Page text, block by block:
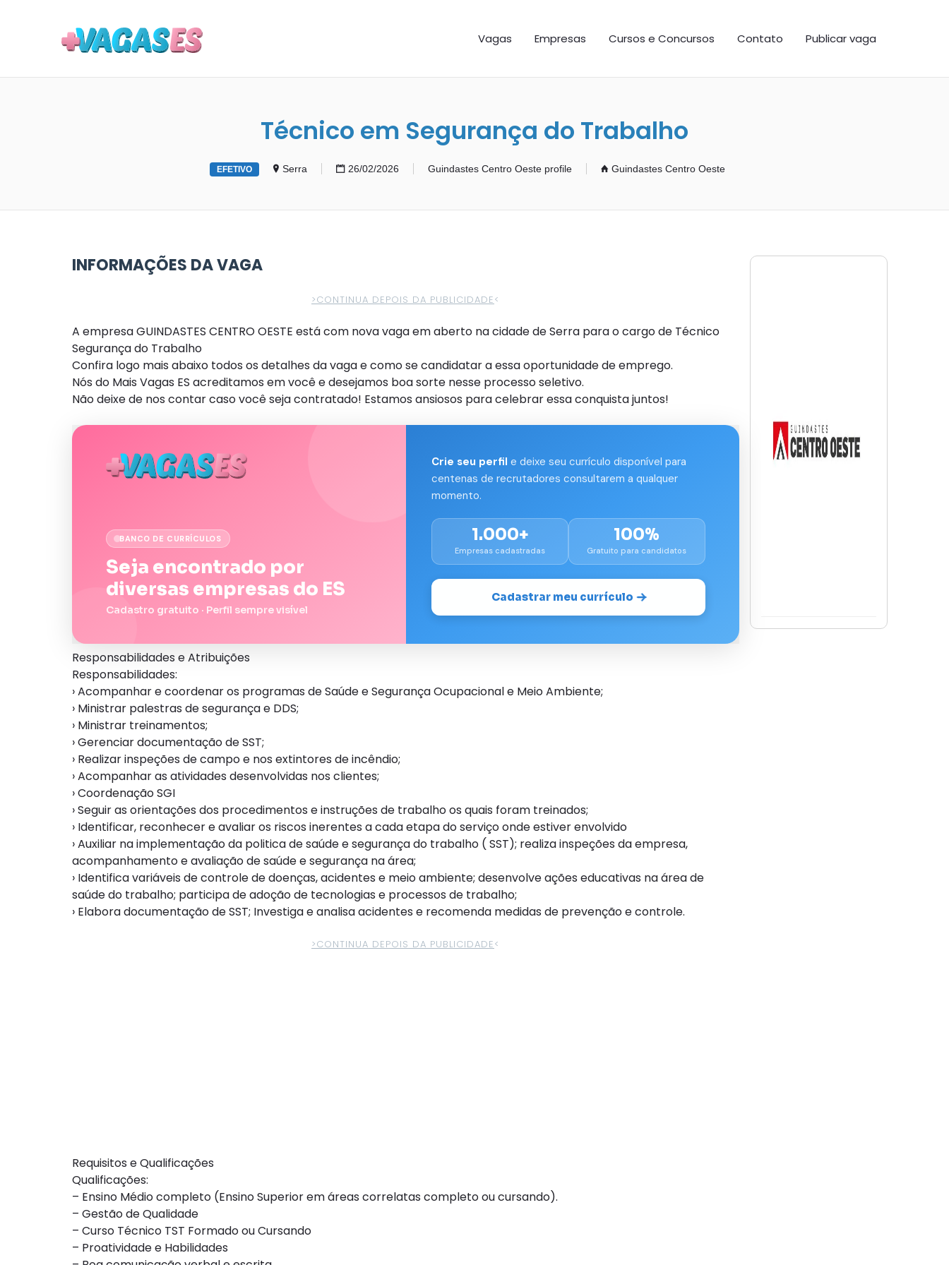
Vagas Empresas Cursos e Concursos Contato Publicar vaga
Técnico em Segurança do Trabalho
EFETIVO Serra 26/02/2026 Guindastes Centro Oeste profile Guindastes Centro Oeste
INFORMAÇÕES DA VAGA
>CONTINUA DEPOIS DA PUBLICIDADE<
A empresa GUINDASTES CENTRO OESTE está com nova vaga em aberto na cidade de Serra para o cargo de Técnico
Segurança do Trabalho
Confira logo mais abaixo todos os detalhes da vaga e como se candidatar a essa oportunidade de emprego.
Nós do Mais Vagas ES acreditamos em você e desejamos boa sorte nesse processo seletivo.
Não deixe de nos contar caso você seja contratado! Estamos ansiosos para celebrar essa conquista juntos!
BANCO DE CURRÍCULOS
Seja encontrado por
diversas empresas do ES
Cadastro gratuito · Perfil sempre visível
Crie seu perfil e deixe seu currículo disponível para
centenas de recrutadores consultarem a qualquer
momento.
1.000+
Empresas cadastradas
100%
Gratuito para candidatos
Cadastrar meu currículo
Responsabilidades e Atribuições
Responsabilidades:
› Acompanhar e coordenar os programas de Saúde e Segurança Ocupacional e Meio Ambiente;
› Ministrar palestras de segurança e DDS;
› Ministrar treinamentos;
› Gerenciar documentação de SST;
› Realizar inspeções de campo e nos extintores de incêndio;
› Acompanhar as atividades desenvolvidas nos clientes;
› Coordenação SGI
› Seguir as orientações dos procedimentos e instruções de trabalho os quais foram treinados;
› Identificar, reconhecer e avaliar os riscos inerentes a cada etapa do serviço onde estiver envolvido
› Auxiliar na implementação da politica de saúde e segurança do trabalho ( SST); realiza inspeções da empresa,
acompanhamento e avaliação de saúde e segurança na área;
› Identifica variáveis de controle de doenças, acidentes e meio ambiente; desenvolve ações educativas na área de
saúde do trabalho; participa de adoção de tecnologias e processos de trabalho;
› Elabora documentação de SST; Investiga e analisa acidentes e recomenda medidas de prevenção e controle.
>CONTINUA DEPOIS DA PUBLICIDADE<
Requisitos e Qualificações
Qualificações:
– Ensino Médio completo (Ensino Superior em áreas correlatas completo ou cursando).
– Gestão de Qualidade
– Curso Técnico TST Formado ou Cursando
– Proatividade e Habilidades